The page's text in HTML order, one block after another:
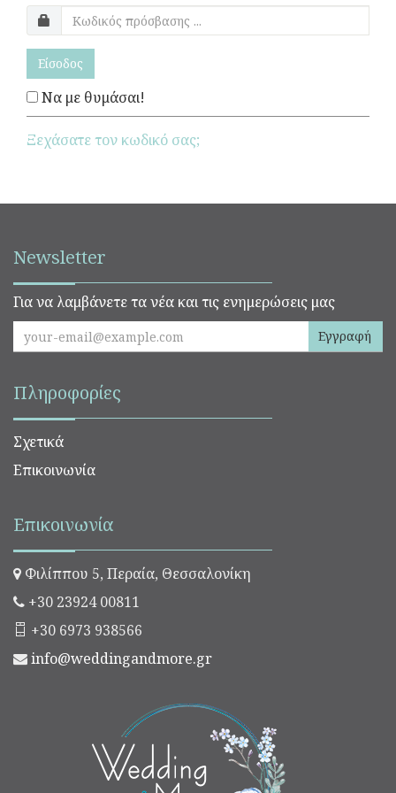
Είσοδος
Να με θυμάσαι!
Ξεχάσατε τον κωδικό σας;
Newsletter
Για να λαμβάνετε τα νέα και τις ενημερώσεις μας
Εγγραφή
Πληροφορίες
Σχετικά
Επικοινωνία
Επικοινωνία
Φιλίππου 5, Περαία, Θεσσαλονίκη
+30 23924 00811
+30 6973 938566
info@weddingandmore.gr